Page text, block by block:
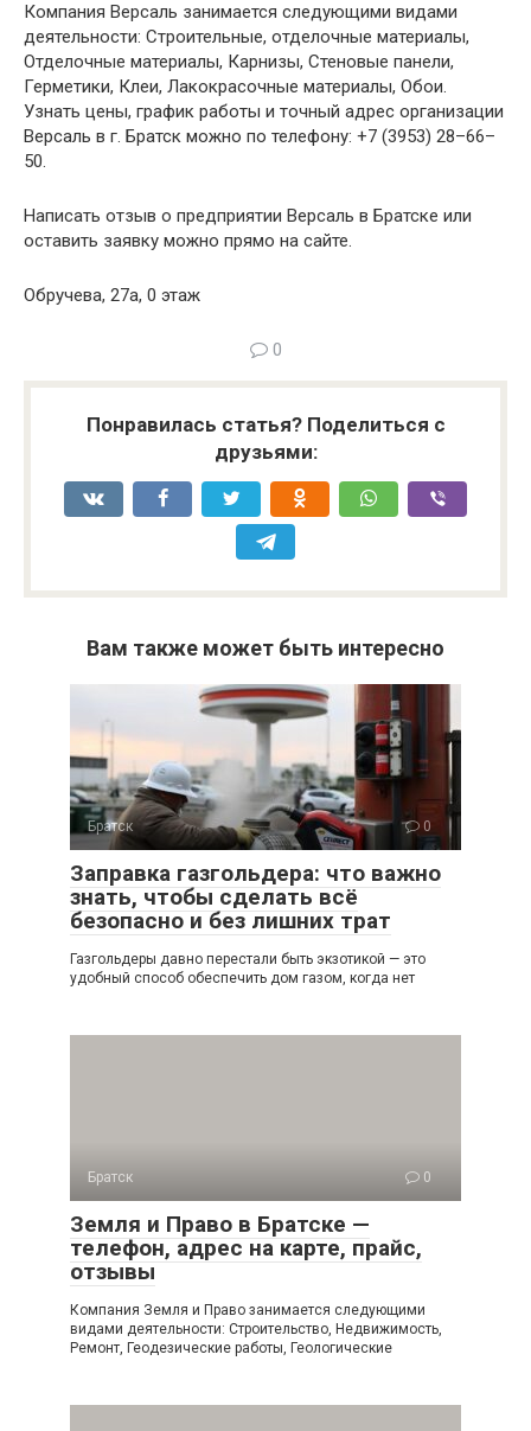
Компания Версаль занимается следующими видами
деятельности: Строительные, отделочные материалы,
Отделочные материалы, Карнизы, Стеновые панели,
Герметики, Клеи, Лакокрасочные материалы, Обои.
Узнать цены, график работы и точный адрес организации
Версаль в г. Братск можно по телефону: +7 (3953) 28–66–
50.
Написать отзыв о предприятии Версаль в Братске или
оставить заявку можно прямо на сайте.
Обручева, 27а, 0 этаж
0
Понравилась статья? Поделиться с
друзьями:
Вам также может быть интересно
Братск 0
Заправка газгольдера: что важно
знать, чтобы сделать всё
безопасно и без лишних трат
Газгольдеры давно перестали быть экзотикой — это
удобный способ обеспечить дом газом, когда нет
Братск 0
Земля и Право в Братске —
телефон, адрес на карте, прайс,
отзывы
Компания Земля и Право занимается следующими
видами деятельности: Строительство, Недвижимость,
Ремонт, Геодезические работы, Геологические